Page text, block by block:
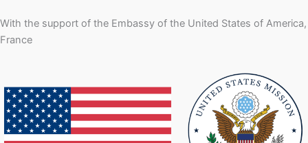
With the support of the Embassy of the United States of America,
France